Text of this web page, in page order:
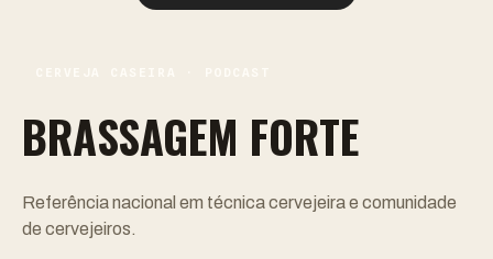
BRASSAGEM FORTE
Referência nacional em técnica cervejeira e comunidade
de cervejeiros.